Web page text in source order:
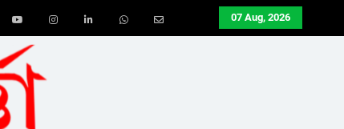
07 Aug, 2026
Youtube